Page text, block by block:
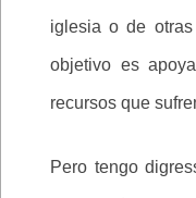
iglesia o de otras
objetivo es
recursos que
Pero tengo